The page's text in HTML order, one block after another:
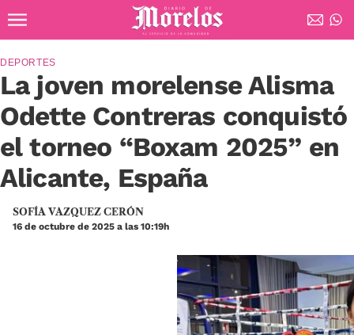
Diario de Morelos
La joven morelense Alisma
Odette Contreras conquistó
el torneo “Boxam 2025” en
Alicante, España
DEPORTES
SOFÍA VAZQUEZ CERÓN
16 de octubre de 2025 a las 10:19h